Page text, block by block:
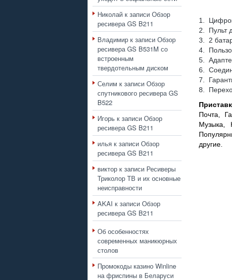
Николай к записи Обзор
ресивера GS B211
Владимир к записи Обзор
ресивера GS B531M со
встроенным
твердотельным диском
Селим к записи Обзор
спутникового ресивера GS
B522
Игорь к записи Обзор
ресивера GS B211
илья к записи Обзор
ресивера GS B211
виктор к записи Ресиверы
Триколор ТВ и их основные
неисправности
AKAI к записи Обзор
ресивера GS B211
Об особенностях
современных маникюрных
столов
Промокоды казино Winline
на фриспины в Беларуси
1.
2. Пульт
3. 2
4.
5.
6.
7.
8.
Почта,
Музыка,
другие.